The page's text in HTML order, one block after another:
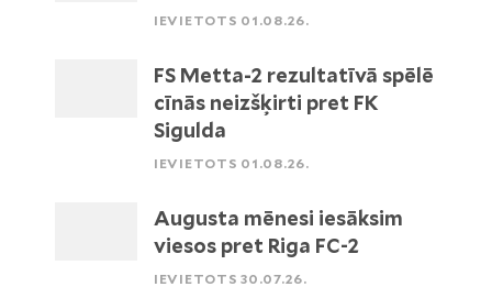
IEVIETOTS 01.08.26.
FS Metta-2 rezultatīvā spēlē
cīnās neizšķirti pret FK
Sigulda
IEVIETOTS 01.08.26.
Augusta mēnesi iesāksim
viesos pret Riga FC-2
IEVIETOTS 30.07.26.